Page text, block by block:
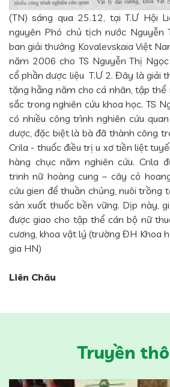
(TN) sáng qua 25.12, tại T.Ư Hội
nguyên Phó chủ tịch nước Nguyễn
ban giải thưởng Kovalevskaia Việt
năm 2006 cho TS Nguyễn Thị
cổ phần dược liệu T.Ư 2. Đây là giải
tặng hằng năm cho cá nhân, tập
sắc trong nghiên cứu khoa học. TS
có nhiều công trình nghiên cứu
dược, đặc biệt là bà đã thành công
Crila - thuốc điều trị u xơ tiền liệt
hàng chục năm nghiên cứu. Crila
trinh nữ hoàng cung – cây cỏ
cứu gien để thuần chủng, nuôi trồng
sản xuất thuốc bền vững. Dịp này,
được giao cho tập thể cán bộ nữ
cương, khoa vật lý (trường ĐH Khoa
gia HN)
Liên Châu
Truyền